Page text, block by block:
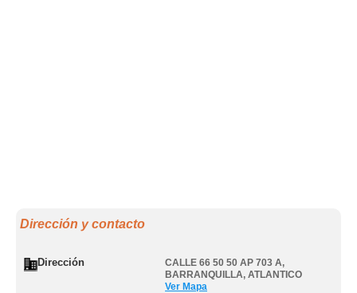
Dirección y contacto
Dirección CALLE 66 50 50 AP 703 A,
BARRANQUILLA, ATLANTICO
Ver Mapa